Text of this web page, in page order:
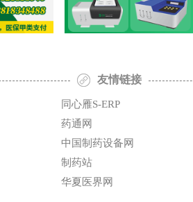
友情链接
同心雁S-ERP
药通网
中国制药设备网
制药站
华夏医界网